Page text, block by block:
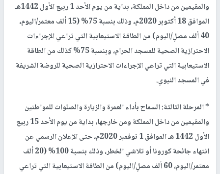
والمقيمين من داخل المملكة، بداية من يوم الأحد 1 ربيع الأول 1442هـ
الموافق 18 أكتوبر 2020م، وذلك بنسبة 75% (15 ألف معتمر/اليوم،
40 ألف مصلٍ/اليوم) من الطاقة الاستيعابية التي تراعي الإجراءات
الاحترازية الصحية للمسجد الحرام، وبنسبة 75% كذلك من الطاقة
الاستيعابية التي تراعي الإجراءات الاحترازية الصحية للروضة الشريفة
في المسجد النبوي.
* المرحلة الثالثة: السماح بأداء العمرة والزيارة والصلوات للمواطنين
والمقيمين من داخل المملكة ومن خارجها، بداية من يوم الأحد 15 ربيع
الأول 1442 هـ الموافق 1 نوفمبر 2020م، حتى الإعلان الرسمي عن
انتهاء جائحة كورونا أو تلاشي الخطر، وذلك بنسبة 100% (20 ألف
معتمر/اليوم، 60 ألف مصلٍ/اليوم) من الطاقة الاستيعابية التي تراعي